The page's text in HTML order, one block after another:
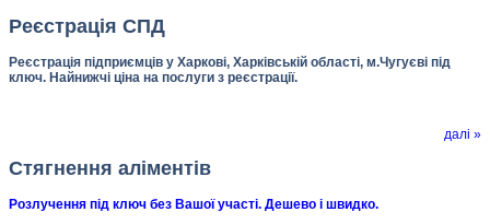
Реєстрація СПД
Реєстрація підприємців у Харкові, Харківській області, м.Чугуєві під
ключ. Найнижчі ціна на послуги з реєстрації.
далі »
Стягнення аліментів
Розлучення під ключ без Вашої участі. Дешево і швидко.